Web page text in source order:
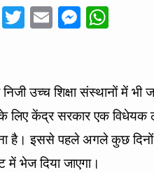
F
k
T
er
E
l
M
n
g
er
sA
p
p
उच्च शिक्षा संस्थानों में भी
लिए केंद्र सरकार एक विधेयक
है। इससे पहले अगले कुछ
में भेज दिया जाएगा।